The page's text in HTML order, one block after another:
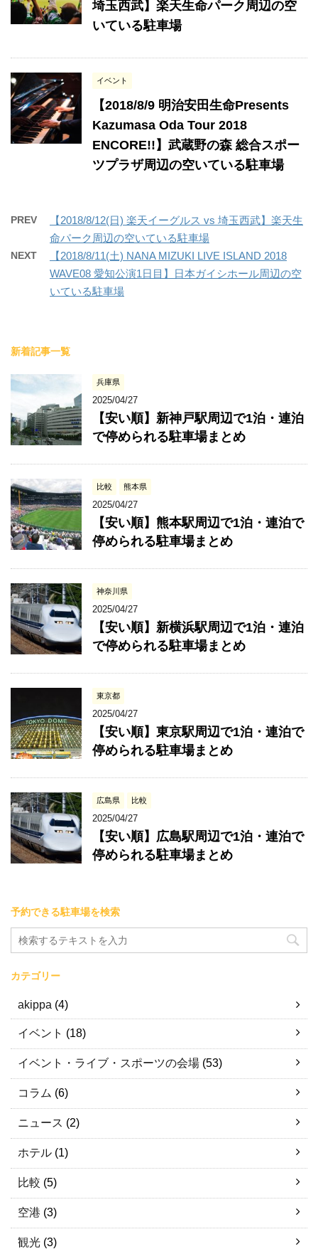
埼玉西武】楽天生命パーク周辺の空
いている駐車場
イベント
【2018/8/9 明治安田生命Presents
Kazumasa Oda Tour 2018
ENCORE!!】武蔵野の森 総合スポー
ツプラザ周辺の空いている駐車場
PREV
【2018/8/12(日) 楽天イーグルス vs 埼玉西武】楽天生
命パーク周辺の空いている駐車場
NEXT
【2018/8/11(土) NANA MIZUKI LIVE ISLAND 2018
WAVE08 愛知公演1日目】日本ガイシホール周辺の空
いている駐車場
新着記事一覧
兵庫県
2025/04/27
【安い順】新神戸駅周辺で1泊・連泊
で停められる駐車場まとめ
比較 熊本県
2025/04/27
【安い順】熊本駅周辺で1泊・連泊で
停められる駐車場まとめ
神奈川県
2025/04/27
【安い順】新横浜駅周辺で1泊・連泊
で停められる駐車場まとめ
東京都
2025/04/27
【安い順】東京駅周辺で1泊・連泊で
停められる駐車場まとめ
広島県 比較
2025/04/27
【安い順】広島駅周辺で1泊・連泊で
停められる駐車場まとめ
予約できる駐車場を検索
カテゴリー
akippa (4)
イベント (18)
イベント・ライブ・スポーツの会場 (53)
コラム (6)
ニュース (2)
ホテル (1)
比較 (5)
空港 (3)
観光 (3)